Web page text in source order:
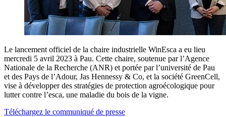
Le lancement officiel de la chaire industrielle WinEsca a eu lieu
mercredi 5 avril 2023 à Pau. Cette chaire, soutenue par l’Agence
Nationale de la Recherche (ANR) et portée par l’université de Pau
et des Pays de l’Adour, Jas Hennessy & Co, et la société GreenCell,
vise à développer des stratégies de protection agroécologique pour
lutter contre l’esca, une maladie du bois de la vigne.
Téléchargez le communiqué de presse